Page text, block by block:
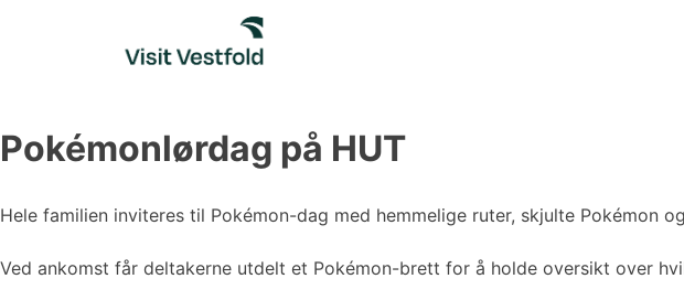
Pokémonlørdag på HUT
Hele familien inviteres til Pokémon-dag med hemmelige ruter, skjulte Pokémon
Ved ankomst får deltakerne utdelt et Pokémon-brett for å holde oversikt over